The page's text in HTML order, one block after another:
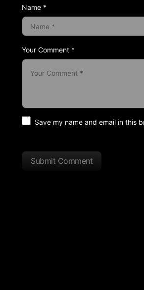
Your Comment *
Name *
Save my name and email in this
Submit Comment